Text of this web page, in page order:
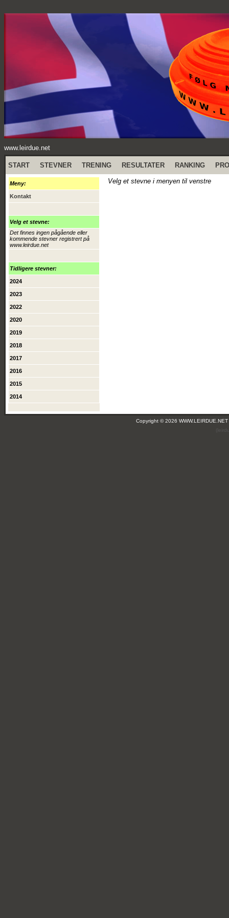
www.leirdue.net
START STEVNER TRENING RESULTATER RANKING
Meny:
Kontakt
Velg et stevne:
Det finnes ingen pågående eller
kommende stevner registrert på
www.leirdue.net
Tidligere stevner:
2024
2023
2022
2020
2019
2018
2017
2016
2015
2014
Velg et stevne i menyen til venstre
Copyright © 2026